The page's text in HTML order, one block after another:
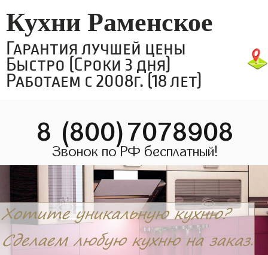
Кухни Раменское
Гарантия лучшей цены
Быстро (Сроки 3 дня)
Работаем с 2008г. (18 лет)
8 (800)7078908
Звонок по РФ бесплатный!